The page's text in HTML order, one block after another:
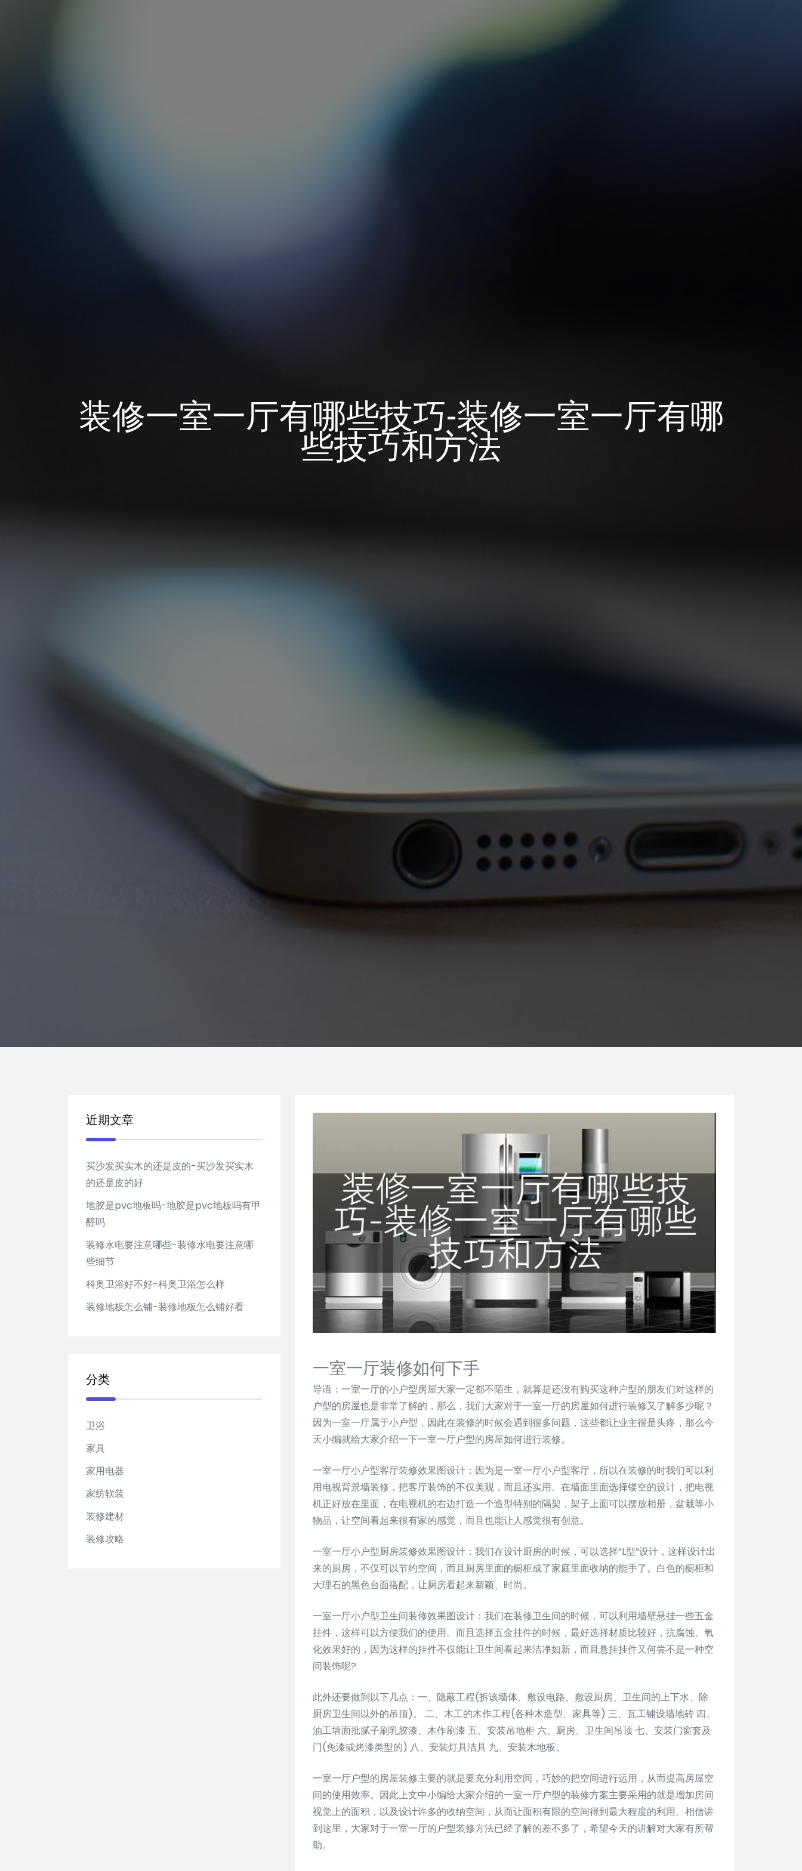
装修一室一厅有哪些技巧-装修一室一厅有哪
些技巧和方法
一室一厅装修如何下手
导语：一室一厅的小户型房屋大家一定都不陌生，就算是还没有购买这种户型的朋友们对这样的
户型的房屋也是非常了解的，那么，我们大家对于一室一厅的房屋如何进行装修又了解多少呢？
因为一室一厅属于小户型，因此在装修的时候会遇到很多问题，这些都让业主很是头疼，那么今
天小编就给大家介绍一下一室一厅户型的房屋如何进行装修。
一室一厅小户型客厅装修效果图设计：因为是一室一厅小户型客厅，所以在装修的时我们可以利
用电视背景墙装修，把客厅装饰的不仅美观，而且还实用。在墙面里面选择镂空的设计，把电视
机正好放在里面，在电视机的右边打造一个造型特别的隔架，架子上面可以摆放相册，盆栽等小
物品，让空间看起来很有家的感觉，而且也能让人感觉很有创意。
一室一厅小户型厨房装修效果图设计：我们在设计厨房的时候，可以选择“L型”设计，这样设计出
来的厨房，不仅可以节约空间，而且厨房里面的橱柜成了家庭里面收纳的能手了。白色的橱柜和
大理石的黑色台面搭配，让厨房看起来新颖、时尚。
一室一厅小户型卫生间装修效果图设计：我们在装修卫生间的时候，可以利用墙壁悬挂一些五金
挂件，这样可以方便我们的使用。而且选择五金挂件的时候，最好选择材质比较好，抗腐蚀、氧
化效果好的，因为这样的挂件不仅能让卫生间看起来洁净如新，而且悬挂挂件又何尝不是一种空
间装饰呢?
此外还要做到以下几点：一、隐蔽工程(拆该墙体、敷设电路、敷设厨房、卫生间的上下水、除
厨房卫生间以外的吊顶)。 二、木工的木作工程(各种木造型、家具等) 三、瓦工铺设墙地砖 四、
油工墙面批腻子刷乳胶漆、木作刷漆 五、安装吊地柜 六、厨房、卫生间吊顶 七、安装门窗套及
门(免漆或烤漆类型的) 八、安装灯具洁具 九、安装木地板。
一室一厅户型的房屋装修主要的就是要充分利用空间，巧妙的把空间进行运用，从而提高房屋空
间的使用效率。因此上文中小编给大家介绍的一室一厅户型的装修方案主要采用的就是增加房间
视觉上的面积，以及设计许多的收纳空间，从而让面积有限的空间得到最大程度的利用。相信讲
到这里，大家对于一室一厅的户型装修方法已经了解的差不多了，希望今天的讲解对大家有所帮
助。
近期文章
买沙发买实木的还是皮的-买沙发买实木
的还是皮的好
地胶是pvc地板吗-地胶是pvc地板吗有甲
醛吗
装修水电要注意哪些-装修水电要注意哪
些细节
科奥卫浴好不好-科奥卫浴怎么样
装修地板怎么铺-装修地板怎么铺好看
分类
卫浴
家具
家用电器
家纺软装
装修建材
装修攻略